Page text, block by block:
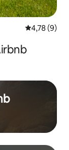
4,78 de
4,78 (9)